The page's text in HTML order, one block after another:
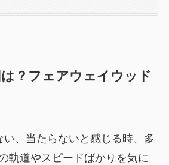
？フェアウェイウッド
い、当たらないと感じる時、多
軌道やスピードばかりを気に